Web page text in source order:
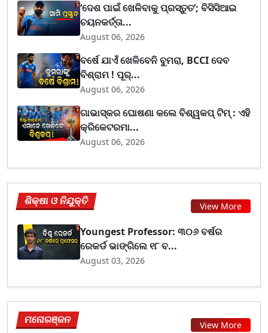
‘ଦେଶ ପାଇଁ ଖେଳିବାକୁ ପ୍ରସ୍ତୁତ’; ବିସିସିଆଇ
ଚୟନକର୍ତ୍ତା...
August 06, 2026
ବର୍ଷେ ଯାଏଁ ଖେଳିବେନି ବୁମରା, BCCI ଦେବ
ବିଶ୍ରାମ ! ପୂର୍...
August 06, 2026
ଗାଭାସ୍କର ଘୋଷଣା କଲେ ବିଶ୍ୱକପ୍ ଟିମ୍ : ଏହି
କ୍ରିକେଟରମା...
August 06, 2026
ଶିକ୍ଷା ଓ ନିଯୁକ୍ତି View More
Youngest Professor: ୩୦୬ ବର୍ଷର
ରେକର୍ଡ ଭାଙ୍ଗିଲେ ୧୮ ବ...
August 03, 2026
ମନୋରଞ୍ଜନ View More